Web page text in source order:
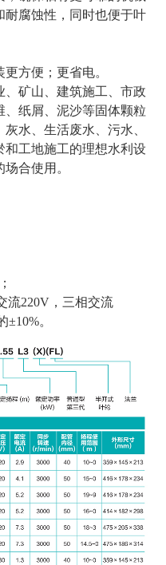
耐腐蚀性，同时也便于叶
方便；更省电。
矿山、建筑施工、市政
纸屑、泥沙等固体颗粒
水、生活废水、污水、
工地施工的理想水利设
合使用。
流220V，三相交流
。